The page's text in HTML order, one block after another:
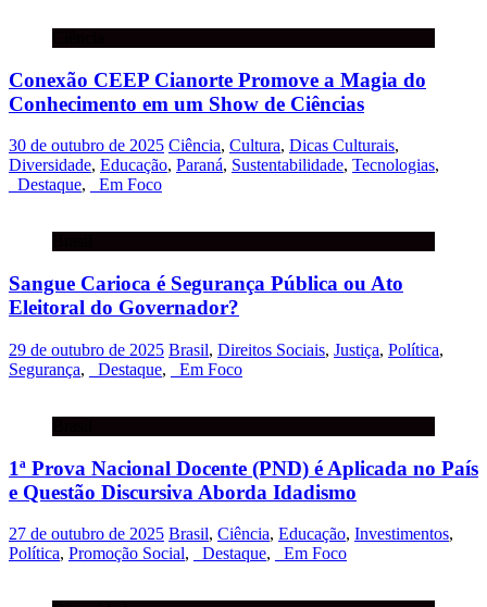
Conexão CEEP Cianorte Promove a Magia do
Conhecimento em um Show de Ciências
30 de outubro de 2025 Ciência, Cultura, Dicas Culturais,
Diversidade, Educação, Paraná, Sustentabilidade, Tecnologias,
_Destaque, _Em Foco
Sangue Carioca é Segurança Pública ou Ato
Eleitoral do Governador?
29 de outubro de 2025 Brasil, Direitos Sociais, Justiça, Política,
Segurança, _Destaque, _Em Foco
1ª Prova Nacional Docente (PND) é Aplicada no País
e Questão Discursiva Aborda Idadismo
27 de outubro de 2025 Brasil, Ciência, Educação, Investimentos,
Política, Promoção Social, _Destaque, _Em Foco